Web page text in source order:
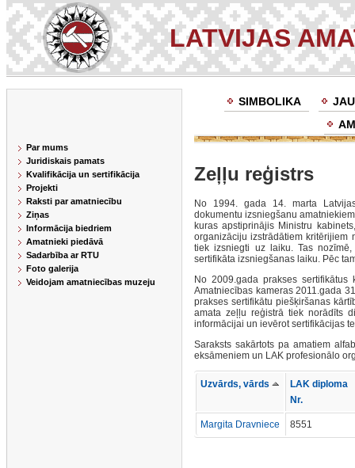
LATVIJAS
SIMBOLIKA
Par mums
Juridiskais pamats
Kvalifikācija un sertifikācija
Projekti
Raksti par amatniecību
Ziņas
Informācija biedriem
Amatnieki piedāvā
Sadarbība ar RTU
Foto galerija
Veidojam amatniecības muzeju
Zeļļu reģistrs
No 1994. gada 14. marta
dokumentu izsniegšanu
kuras apstiprinājis Ministru
organizāciju izstrādātiem kritērijiem
tiek izsniegti uz laiku. Tas
sertifikāta izsniegšanas laiku. Pēc
No 2009.gada prakses
Amatniecības kameras 2011.gada
prakses sertifikātu piešķiršanas
amata zeļļu reģistrā tiek norādīts
informācijai un ievērot sertifikācijas
Saraksts sakārtots pa amatiem
eksāmeniem un LAK profesionālo
Uzvārds, vārds
LAK diploma
Nr.
Margita Dravniece 8551